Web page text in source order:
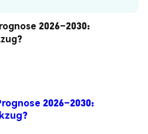
2026–2030:
2026–2030: